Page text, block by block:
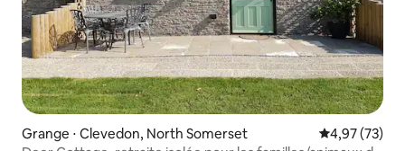
Grange ⋅ Clevedon, North Somerset Évaluation
4,97 (73)